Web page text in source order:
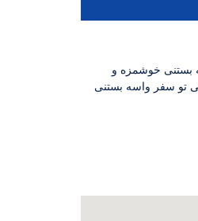
بستنی خوشمزه و
تو سفر واسه بستنی